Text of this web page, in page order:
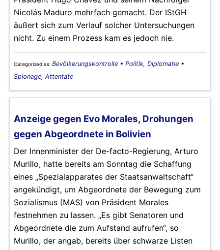
Nicolás Maduro mehrfach gemacht. Der IStGH
äußert sich zum Verlauf solcher Untersuchungen
nicht. Zu einem Prozess kam es jedoch nie.
Categorized as: Bevölkerungskontrolle • Politik, Diplomatie •
Spionage, Attentate
Anzeige gegen Evo Morales, Drohungen
gegen Abgeordnete in Bolivien
Der Innenminister der De-facto-Regierung, Arturo
Murillo, hatte bereits am Sonntag die Schaffung
eines „Spezialapparates der Staatsanwaltschaft“
angekündigt, um Abgeordnete der Bewegung zum
Sozialismus (MAS) von Präsident Morales
festnehmen zu lassen. „Es gibt Senatoren und
Abgeordnete die zum Aufstand aufrufen“, so
Murillo, der angab, bereits über schwarze Listen